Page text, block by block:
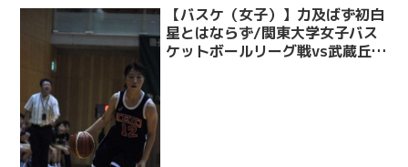
【バスケ（女子）】力及ばず初白
星とはならず/関東大学女子バス
ケットボールリーグ戦vs武蔵丘短